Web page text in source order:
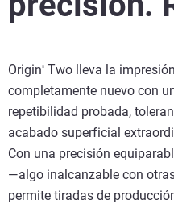
Origin ®
Two lleva la
completamente nuevo con
repetibilidad probada,
acabado superficial
Con una precisión
—algo inalcanzable con
permite tiradas de